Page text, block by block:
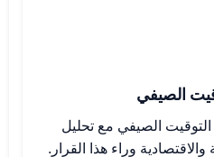
الصيفي
الصيفي مع تحليل
وراء هذا القرار.